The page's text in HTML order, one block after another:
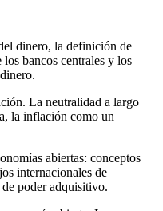
dinero, la definición de
bancos centrales y los
La neutralidad a largo
la inflación como un
abiertas: conceptos
internacionales de
poder adquisitivo.